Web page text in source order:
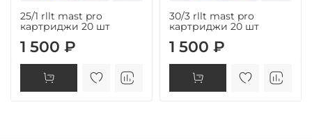
25/1 rllt mast pro
картриджи 20 шт
1 500 ₽
30/3 rllt mast pro
картриджи 20 шт
1 500 ₽